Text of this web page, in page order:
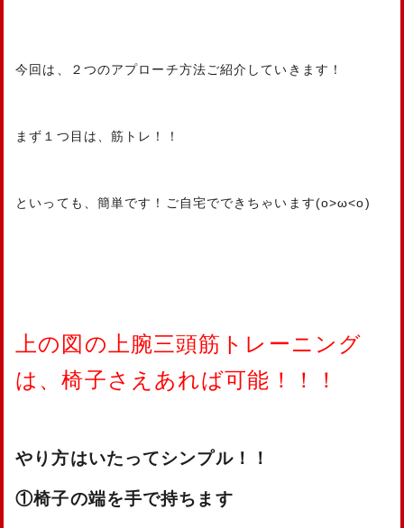
今回は、２つのアプローチ方法ご紹介していきます！
まず１つ目は、筋トレ！！
といっても、簡単です！ご自宅でできちゃいます(o>ω<o)
上の図の上腕三頭筋トレーニング
は、椅子さえあれば可能！！！
やり方はいたってシンプル！！
①椅子の端を手で持ちます